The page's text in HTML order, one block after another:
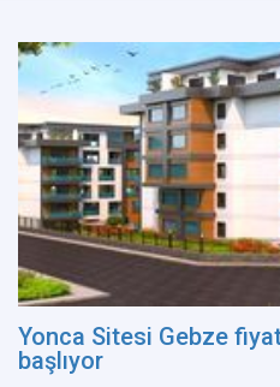
Yonca Sitesi Gebze
başlıyor